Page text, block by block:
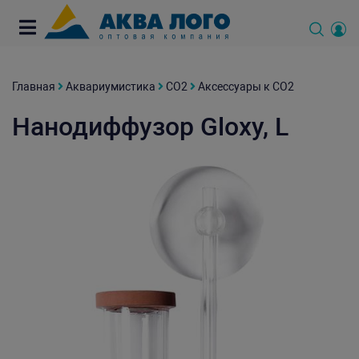
Главная Аквариумистика СО2 Аксессуары к СО2
Нанодиффузор Gloxy, L